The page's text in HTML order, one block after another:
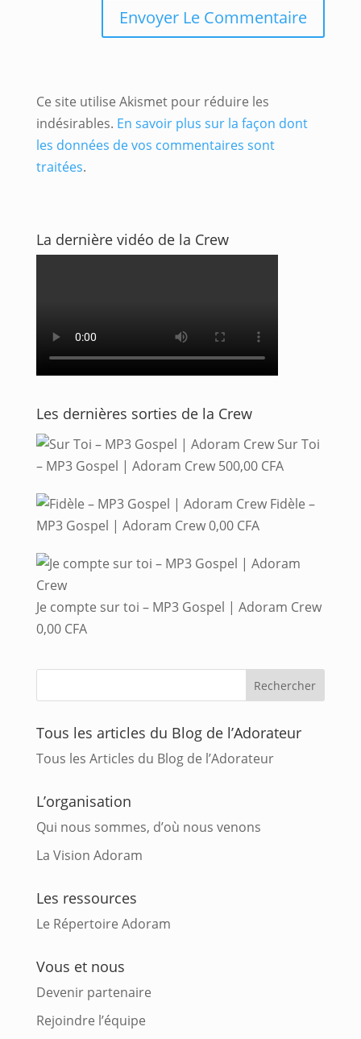
Ce site utilise Akismet pour réduire les
indésirables. En savoir plus sur la façon dont
les données de vos commentaires sont
traitées.
La dernière vidéo de la Crew
Les dernières sorties de la Crew
Sur Toi
– MP3 Gospel | Adoram Crew 500,00 CFA
Fidèle –
MP3 Gospel | Adoram Crew0,00 CFA
Je compte sur toi – MP3 Gospel | Adoram Crew
0,00 CFA
Tous les articles du Blog de l’Adorateur
Tous les Articles du Blog de l’Adorateur
L’organisation
Qui nous sommes, d’où nous venons
La Vision Adoram
Les ressources
Le Répertoire Adoram
Vous et nous
Devenir partenaire
Rejoindre l’équipe